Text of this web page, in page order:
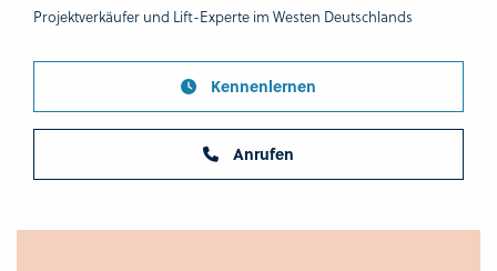
Projektverkäufer und Lift-Experte im Westen Deutschlands
Kennenlernen
Anrufen